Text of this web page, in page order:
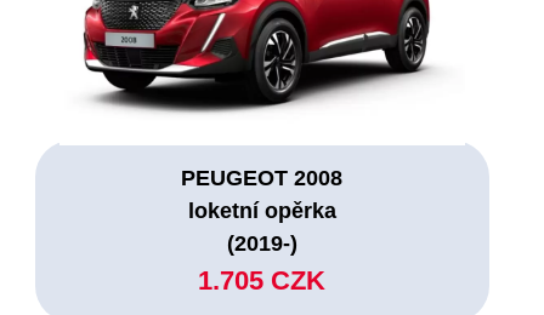
PEUGEOT 2008
loketní opěrka
(2019-)
1.705 CZK